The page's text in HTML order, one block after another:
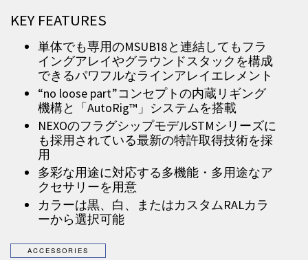
KEY FEATURES
単体でも専用のMSUB18と連結してもフラ
イングアレイやグラウンドスタックを構成
できるパワフルなラインアレイエレメント
“no loose part”コンセプトの内蔵リギング
機構と「AutoRig™」システムを搭載
NEXOのフラグシップモデルSTMシリーズに
も採用されている最新の特許取得技術を採
用
多彩な用途に対応する多機能・多用途なア
クセサリーを用意
カラーは黒、白、またはカスタムRALカラ
ーから選択可能